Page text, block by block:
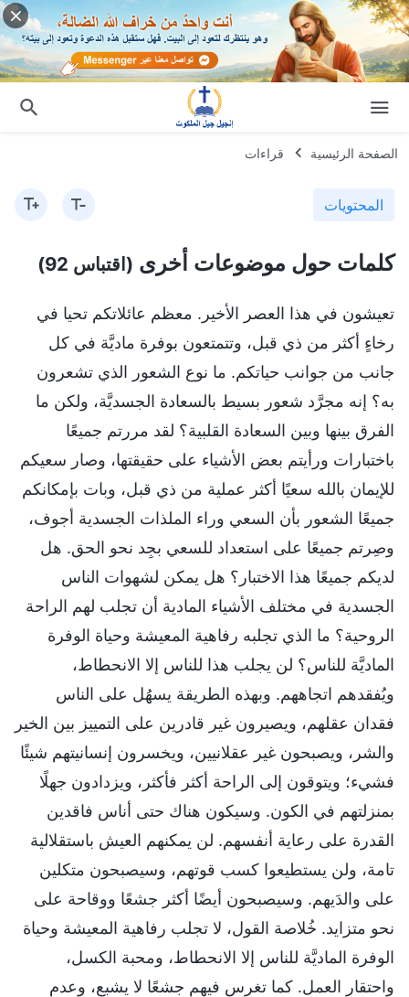
الصفحة الرئيسية قراءات
المحتويات
كلمات حول موضوعات أخرى (اقتباس 92)
تعيشون في هذا العصر الأخير. معظم عائلاتكم تحيا في
رخاءٍ أكثر من ذي قبل، وتتمتعون بوفرة ماديَّة في كل
جانب من جوانب حياتكم. ما نوع الشعور الذي تشعرون
به؟ إنه مجرَّد شعور بسيط بالسعادة الجسديَّة، ولكن ما
الفرق بينها وبين السعادة القلبية؟ لقد مررتم جميعًا
باختبارات ورأيتم بعض الأشياء على حقيقتها، وصار سعيكم
للإيمان بالله سعيًا أكثر عملية من ذي قبل، وبات بإمكانكم
جميعًا الشعور بأن السعي وراء الملذات الجسدية أجوف،
وصِرتم جميعًا على استعداد للسعي بجِد نحو الحق. هل
لديكم جميعًا هذا الاختبار؟ هل يمكن لشهوات الناس
الجسدية في مختلف الأشياء المادية أن تجلب لهم الراحة
الروحية؟ ما الذي تجلبه رفاهية المعيشة وحياة الوفرة
الماديَّة للناس؟ لن يجلب هذا للناس إلا الانحطاط،
ويُفقدهم اتجاههم. وبهذه الطريقة يسهُل على الناس
فقدان عقلهم، ويصيرون غير قادرين على التمييز بين الخير
والشر، ويصبحون غير عقلانيين، ويخسرون إنسانيتهم شيئًا
فشيء؛ ويتوقون إلى الراحة أكثر فأكثر، ويزدادون جهلًا
بمنزلتهم في الكون. وسيكون هناك حتى أناس فاقدين
القدرة على رعاية أنفسهم. لن يمكنهم العيش باستقلالية
تامة، ولن يستطيعوا كسب قوتهم، وسيصبحون متكلين
على والدَيهم. وسيصبحون أيضًا أكثر جشعًا ووقاحة على
نحو متزايد. خُلاصة القول، لا تجلب رفاهية المعيشة وحياة
الوفرة الماديَّة للناس إلا الانحطاط، ومحبة الكسل،
واحتقار العمل. كما تغرس فيهم جشعًا لا يشبع، وعدم